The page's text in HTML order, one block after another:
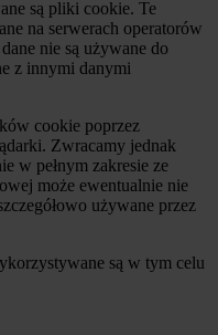
są pliki cookie. Te
na serwerach operatorów
nie są używane do
z innymi danymi
cookie poprzez
Zwracamy jednak
w pełnym zakresie ze
może ewentualnie nie
używane przez
są w tym celu